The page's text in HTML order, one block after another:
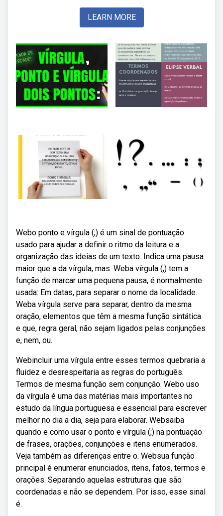
LEARN MORE
Webo ponto e vírgula (;) é um sinal de pontuação
usado para ajudar a definir o ritmo da leitura e a
organização das ideias de um texto. Indica uma pausa
maior que a da vírgula, mas. Weba vírgula (,) tem a
função de marcar uma pequena pausa, é normalmente
usada: Em datas, para separar o nome da localidade.
Weba vírgula serve para separar, dentro da mesma
oração, elementos que têm a mesma função sintática
e que, regra geral, não sejam ligados pelas conjunções
e, nem, ou.
Webincluir uma vírgula entre esses termos quebraria a
fluidez e desrespeitaria as regras do português.
Termos de mesma função sem conjunção. Webo uso
da vírgula é uma das matérias mais importantes no
estudo da língua portuguesa e essencial para escrever
melhor no dia a dia, seja para elaborar. Websaiba
quando e como usar o ponto e vírgula (;) na pontuação
de frases, orações, conjunções e itens enumerados.
Veja também as diferenças entre o. Websua função
principal é enumerar enunciados, itens, fatos, termos e
orações. Separando aquelas estruturas que são
coordenadas e não se dependem. Por isso, esse sinal
é.